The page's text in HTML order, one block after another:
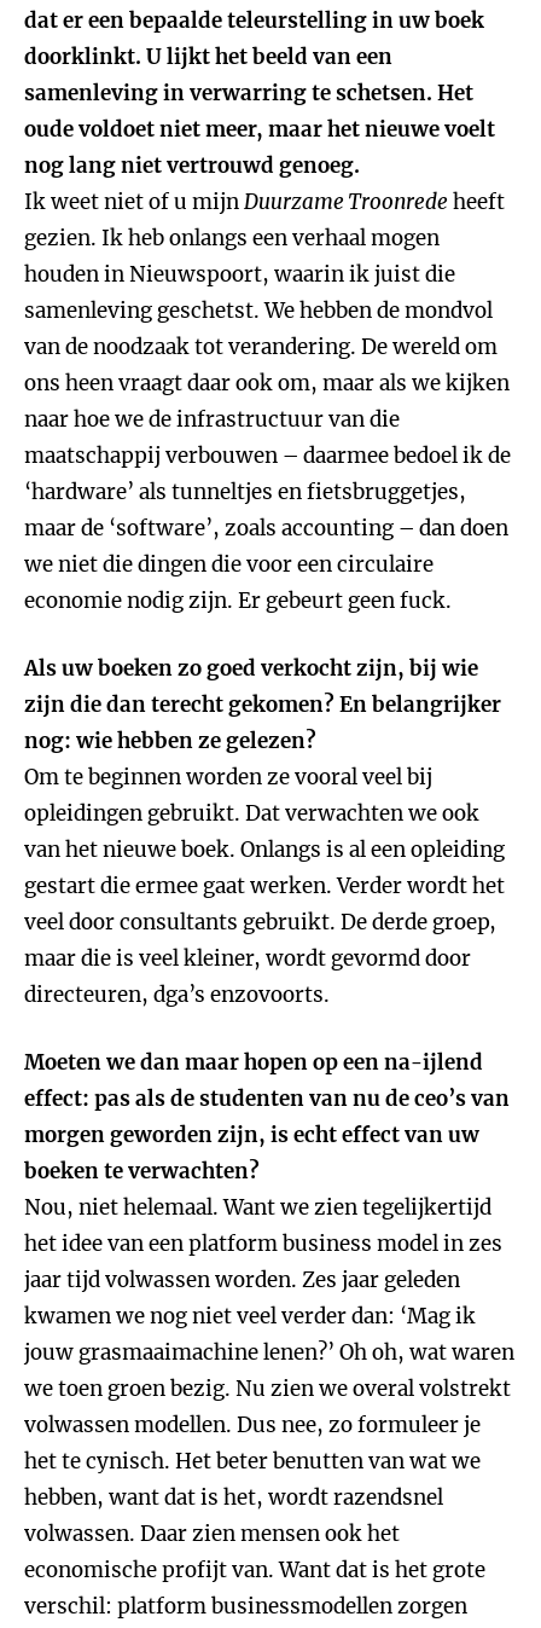
dat er een bepaalde teleurstelling in uw boek
doorklinkt. U lijkt het beeld van een
samenleving in verwarring te schetsen. Het
oude voldoet niet meer, maar het nieuwe voelt
nog lang niet vertrouwd genoeg.
Ik weet niet of u mijnDuurzame Troonrede heeft
gezien. Ik heb onlangs een verhaal mogen
houden in Nieuwspoort, waarin ik juist die
samenleving geschetst. We hebben de mondvol
van de noodzaak tot verandering. De wereld om
ons heen vraagt daar ook om, maar als we kijken
naar hoe we de infrastructuur van die
maatschappij verbouwen – daarmee bedoel ik de
‘hardware’ als tunneltjes en fietsbruggetjes,
maar de ‘software’, zoals accounting – dan doen
we niet die dingen die voor een circulaire
economie nodig zijn. Er gebeurt geen fuck.
Als uw boeken zo goed verkocht zijn, bij wie
zijn die dan terecht gekomen? En belangrijker
nog: wie hebben ze gelezen?
Om te beginnen worden ze vooral veel bij
opleidingen gebruikt. Dat verwachten we ook
van het nieuwe boek. Onlangs is al een opleiding
gestart die ermee gaat werken. Verder wordt het
veel door consultants gebruikt. De derde groep,
maar die is veel kleiner, wordt gevormd door
directeuren, dga’s enzovoorts.
Moeten we dan maar hopen op een na-ijlend
effect: pas als de studenten van nu de ceo’s van
morgen geworden zijn, is echt effect van uw
boeken te verwachten?
Nou, niet helemaal. Want we zien tegelijkertijd
het idee van een platform business model in zes
jaar tijd volwassen worden. Zes jaar geleden
kwamen we nog niet veel verder dan: ‘Mag ik
jouw grasmaaimachine lenen?’ Oh oh, wat waren
we toen groen bezig. Nu zien we overal volstrekt
volwassen modellen. Dus nee, zo formuleer je
het te cynisch. Het beter benutten van wat we
hebben, want dat is het, wordt razendsnel
volwassen. Daar zien mensen ook het
economische profijt van. Want dat is het grote
verschil: platform businessmodellen zorgen